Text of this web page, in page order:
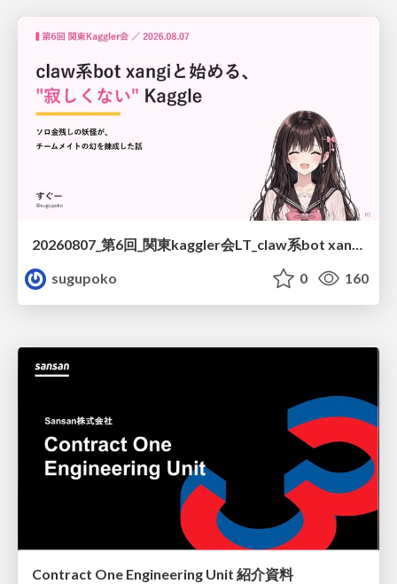
sugupoko
0 160
Contract One Engineering Unit 紹介資料